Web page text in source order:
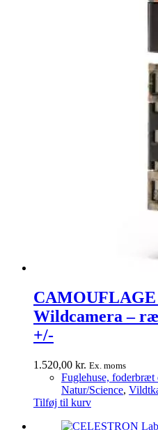
Wildcamera –
+/-
1.520,00 kr. Ex. moms
Fuglehuse, foderbræt
Natur/Science,
Tilføj til kurv